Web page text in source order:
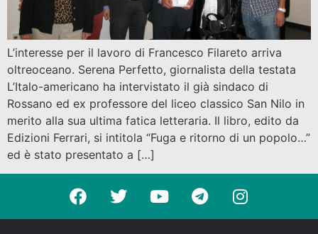
L’interesse per il lavoro di Francesco Filareto arriva
oltreoceano. Serena Perfetto, giornalista della testata
L’Italo-americano ha intervistato il già sindaco di
Rossano ed ex professore del liceo classico San Nilo in
merito alla sua ultima fatica letteraria. Il libro, edito da
Edizioni Ferrari, si intitola “Fuga e ritorno di un popolo…”
ed è stato presentato a […]